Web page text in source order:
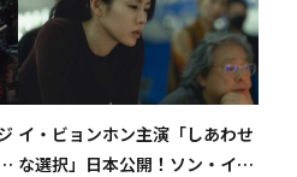
席
イ・ビョンホン主演「しあわせ
な選択」日本公開！ソン・イェ